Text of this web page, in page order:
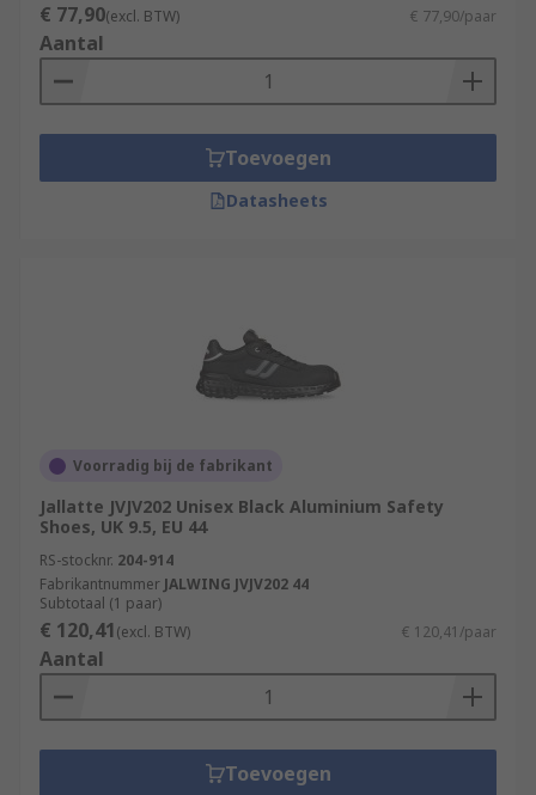
€ 77,90(excl. BTW) € 77,90/paar
Aantal
Toevoegen
Datasheets
Voorradig bij de fabrikant
Jallatte JVJV202 Unisex Black Aluminium Safety
Shoes, UK 9.5, EU 44
RS-stocknr. 204-914
Fabrikantnummer JALWING JVJV202 44
Subtotaal (1 paar)
€ 120,41(excl. BTW) € 120,41/paar
Aantal
Toevoegen